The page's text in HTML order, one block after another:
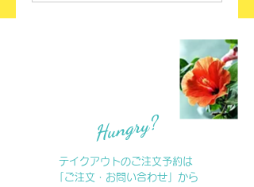
Hungry?
テイクアウトのご注文予約は
「ご注文・お問い合わせ」
から